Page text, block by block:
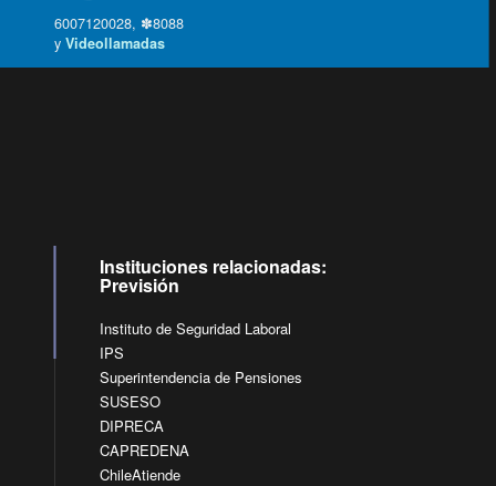
6007120028, ✽8088
yVideollamadas
Instituciones relacionadas:
Previsión
Instituto de Seguridad Laboral
IPS
Superintendencia de Pensiones
SUSESO
DIPRECA
CAPREDENA
ChileAtiende